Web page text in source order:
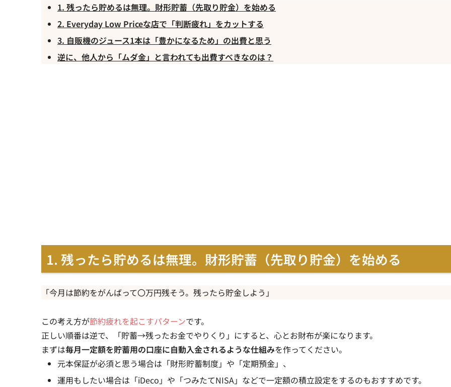
1. 残ったら貯めるは無理。財形貯蓄（先取り貯金）を始める
2. Everyday Low Priceな店で「判断疲れ」をカットする
3. 自販機のジュース1本は「豊かになるため」の出費と思う
逆に、他人から「ムダ金」と言われても出費すべきなのは？
1. 残ったら貯めるは無理。財形貯蓄（先取り貯金）を始める
「今月は節約をがんばって〇万円残そう。残ったら貯金しよう」
この考え方が節約疲れを起こすパターンです。
正しい順番は逆で、「貯蓄→残ったお金でやりくり 」にすると、心とお財布が楽になります。
まずは毎月一定額を貯蓄用の口座に自動入金されるような仕組みを作ってください。
元本保証が必須と思う場合は「財形貯蓄制度」や「定期預金」、
運用もしたい場合は「iDeco」や「つみたてNISA」などで一定額の積立設定をするのもおすすめです。